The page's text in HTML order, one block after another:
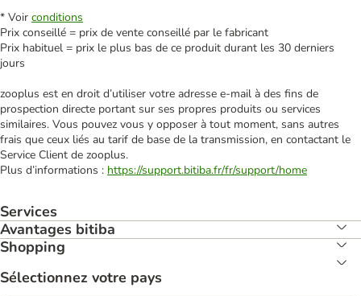
* Voir conditions
Prix conseillé = prix de vente conseillé par le fabricant
Prix habituel = prix le plus bas de ce produit durant les 30 derniers
jours
zooplus est en droit d’utiliser votre adresse e‑mail à des fins de
prospection directe portant sur ses propres produits ou services
similaires. Vous pouvez vous y opposer à tout moment, sans autres
frais que ceux liés au tarif de base de la transmission, en contactant le
Service Client de zooplus.
Plus d’informations : https://support.bitiba.fr/fr/support/home
Services
Avantages bitiba
Shopping
Sélectionnez votre pays